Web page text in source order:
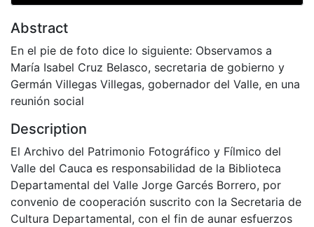
Abstract
En el pie de foto dice lo siguiente: Observamos a
María Isabel Cruz Belasco, secretaria de gobierno y
Germán Villegas Villegas, gobernador del Valle, en una
reunión social
Description
El Archivo del Patrimonio Fotográfico y Fílmico del
Valle del Cauca es responsabilidad de la Biblioteca
Departamental del Valle Jorge Garcés Borrero, por
convenio de cooperación suscrito con la Secretaria de
Cultura Departamental, con el fin de aunar esfuerzos